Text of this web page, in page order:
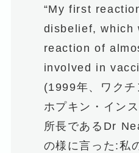
“My first
disbelief, which
reaction of
involved in
(1999年、ワクチ
ホプキン・イン
所長であるDr
の様に言った:私